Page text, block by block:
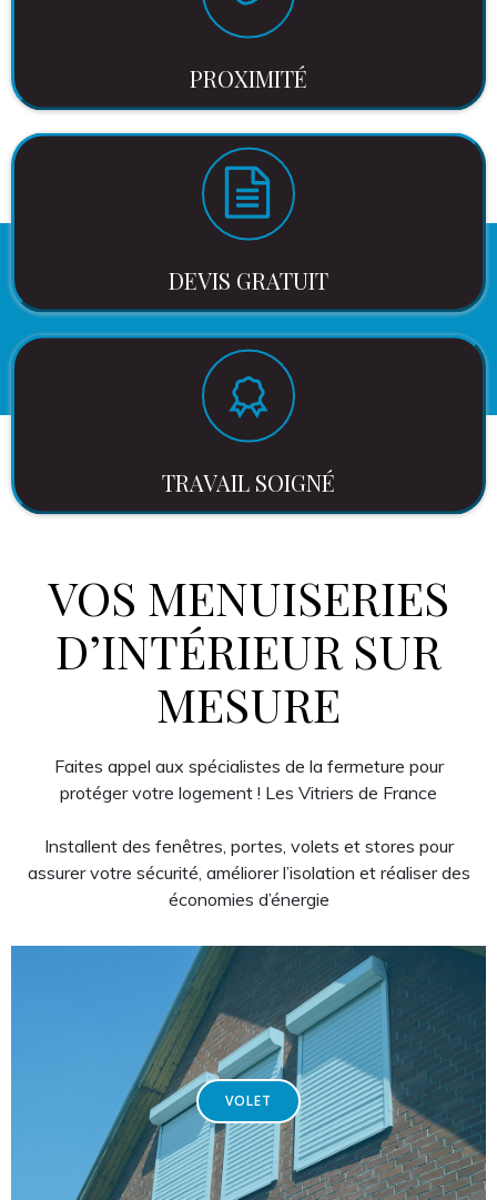
PROXIMITÉ
DEVIS GRATUIT
TRAVAIL SOIGNÉ
VOS MENUISERIES
D’INTÉRIEUR SUR
MESURE
Faites appel aux spécialistes de la fermeture pour
protéger votre logement ! Les Vitriers de France
Installent des fenêtres, portes, volets et stores pour
assurer votre sécurité, améliorer l’isolation et réaliser des
économies d’énergie
VOLET